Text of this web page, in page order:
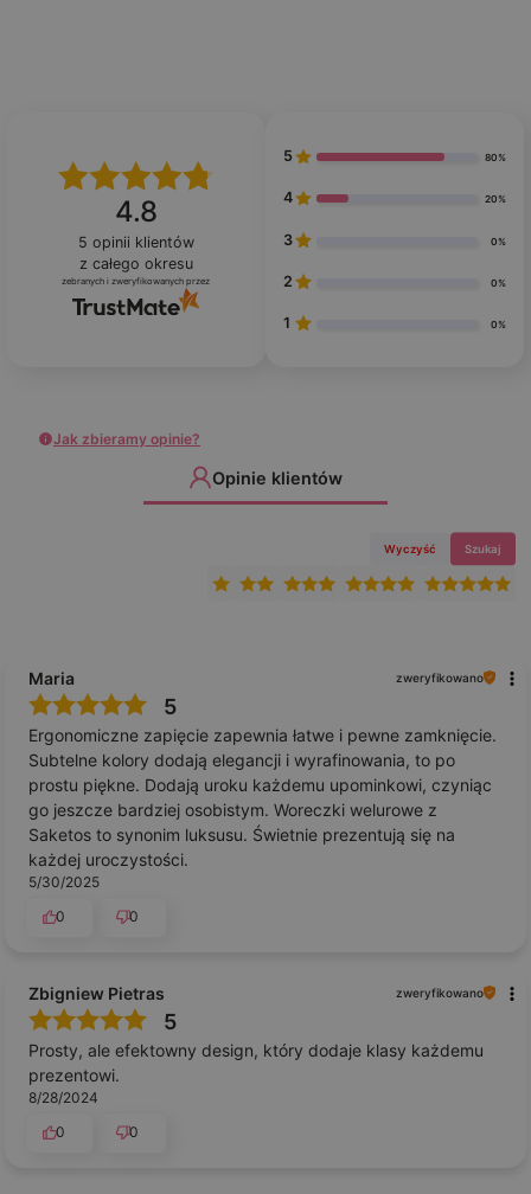
4.8
5 opinii klientów
z całego okresu
zebranych i zweryfikowanych przez
5 80%
4 20%
3 0%
2 0%
1 0%
Jak zbieramy opinie?
Opinie klientów
Wyczyść Szukaj
Maria zweryfikowano
5
Ergonomiczne zapięcie zapewnia łatwe i pewne zamknięcie.
Subtelne kolory dodają elegancji i wyrafinowania, to po
prostu piękne. Dodają uroku każdemu upominkowi, czyniąc
go jeszcze bardziej osobistym. Woreczki welurowe z
Saketos to synonim luksusu. Świetnie prezentują się na
każdej uroczystości.
5/30/2025
0
0
Zbigniew Pietras zweryfikowano
5
Prosty, ale efektowny design, który dodaje klasy każdemu
prezentowi.
8/28/2024
0
0